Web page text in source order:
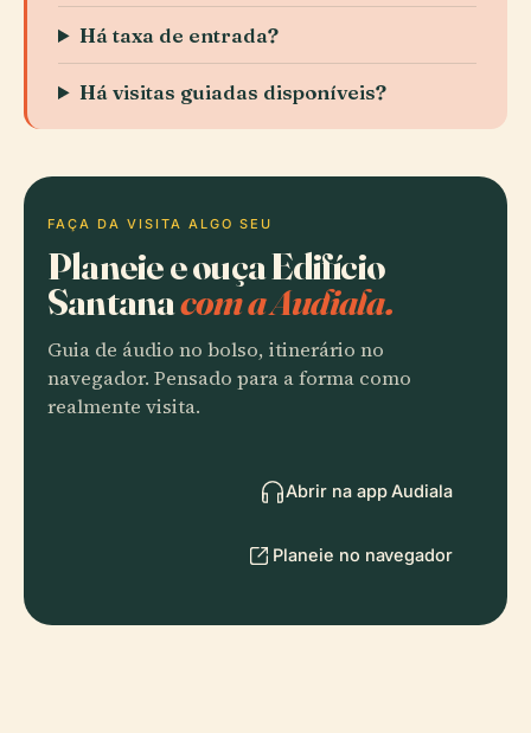
Há taxa de entrada?
Há visitas guiadas disponíveis?
FAÇA DA VISITA ALGO SEU
Planeie e ouça Edifício
Santanacom a Audiala.
Guia de áudio no bolso, itinerário no
navegador. Pensado para a forma como
realmente visita.
Abrir na app Audiala
Planeie no navegador